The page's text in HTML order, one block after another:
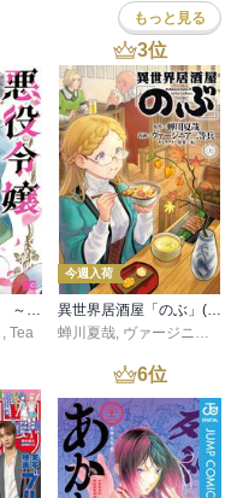
もっと見る
悪役令嬢レベル99 ～私は裏ボスですが魔王ではありません～ その６
, Tea
3位
今週入荷
異世界居酒屋「のぶ」(22)
蝉川夏哉, ヴァージニア二等兵
6位